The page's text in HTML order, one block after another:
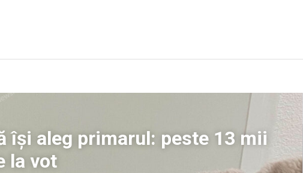
își aleg primarul: peste 13 mii
la vot